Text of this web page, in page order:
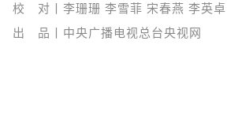
校 对丨李珊珊 李雪菲 宋春燕 李英
出 品丨中央广播电视总台央视网